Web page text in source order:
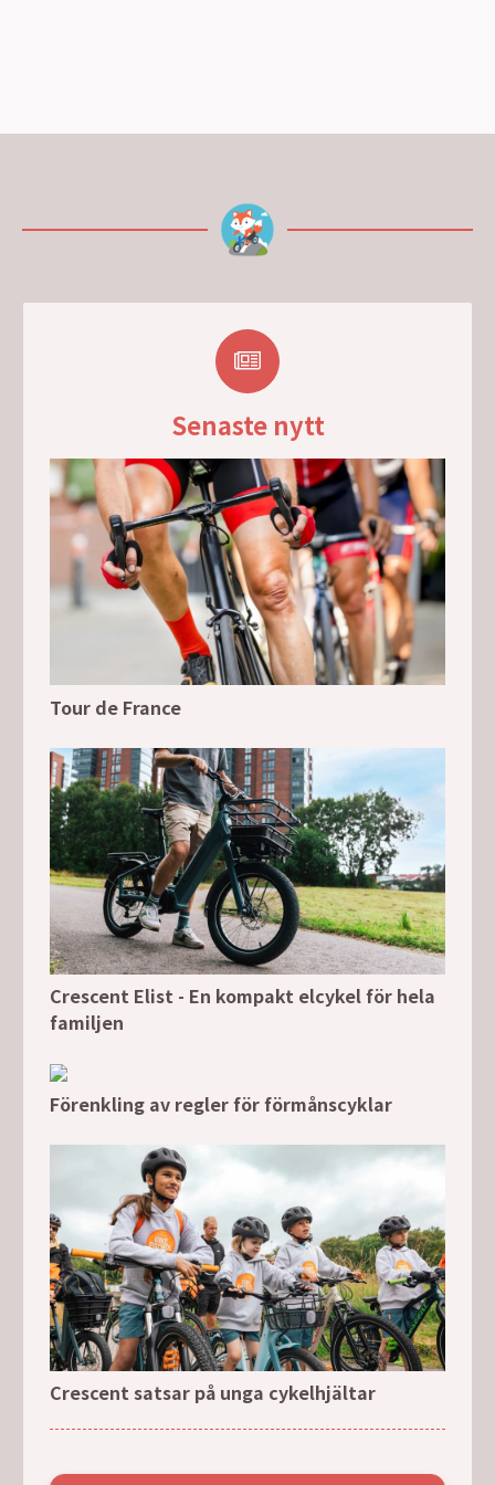
Senaste nytt
Tour de France
Crescent Elist - En kompakt elcykel för hela
familjen
Förenkling av regler för förmånscyklar
Crescent satsar på unga cykelhjältar